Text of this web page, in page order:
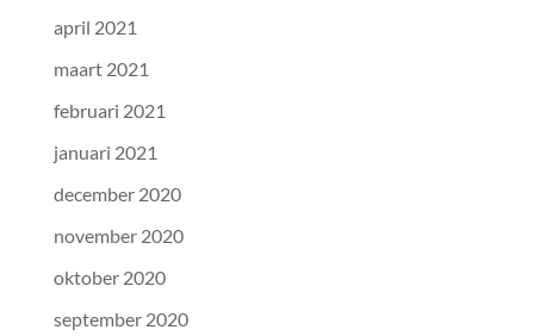
april 2021
maart 2021
februari 2021
januari 2021
december 2020
november 2020
oktober 2020
september 2020